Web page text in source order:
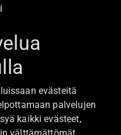
evästeitä
palvelujen
kaikki evästeet,